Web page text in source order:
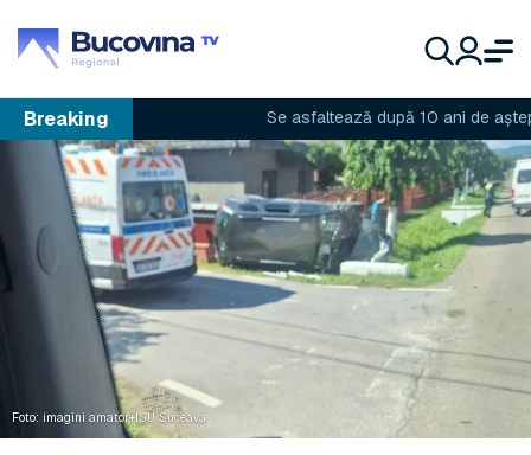
Breaking Se asfaltează după 10 ani de așteptare
Foto: imagini amator+ISU Suceava